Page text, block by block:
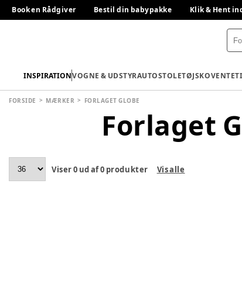
Book en Rådgiver Bestil din babypakke Klik & Hent
INSPIRATIONVOGNE & UDSTYRAUTOSTOLETØJSKO
FORSIDE MÆRKER FORLAGET GLOBE
Forlaget
Viser0 ud af0 produkter Vis alle